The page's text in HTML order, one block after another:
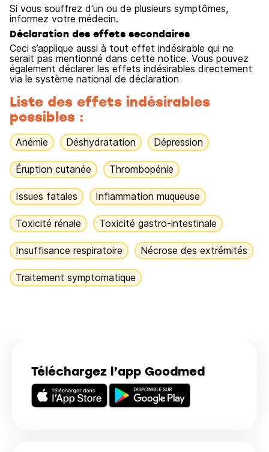
Téléchargez l’app Goodmed
Si vous souffrez d'un ou de plusieurs symptômes,
informez votre médecin.
Déclaration des effets secondaires
Ceci s’applique aussi à tout effet indésirable qui ne
serait pas mentionné dans cette notice. Vous pouvez
également déclarer les effets indésirables directement
via le système national de déclaration
Liste des effets indésirables
possibles :
Anémie Déshydratation Dépression
Éruption cutanée Thrombopénie
Issues fatales Inflammation muqueuse
Toxicité rénale Toxicité gastro-intestinale
Insuffisance respiratoire Nécrose des extrémités
Traitement symptomatique